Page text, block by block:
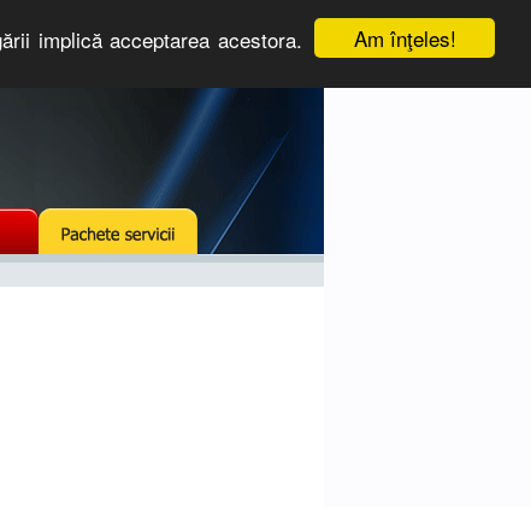
Am înţeles!
implică acceptarea acestora.